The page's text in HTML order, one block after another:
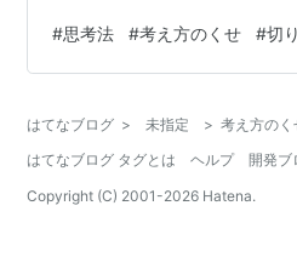
深く考え込んでいくと、とても
い切れるものではありません
にそんなに元気なの?と聞いた
は楽しむ時じゃん⤴️なんて応え
彼にはもちろん彼なりの日常が
#思考法 #考え方のくせ #切
はてなブログ > 未指定 > 考え方のく
はてなブログ タグとは
ヘルプ 開発ブ
Copyright (C) 2001-2026 Hatena.